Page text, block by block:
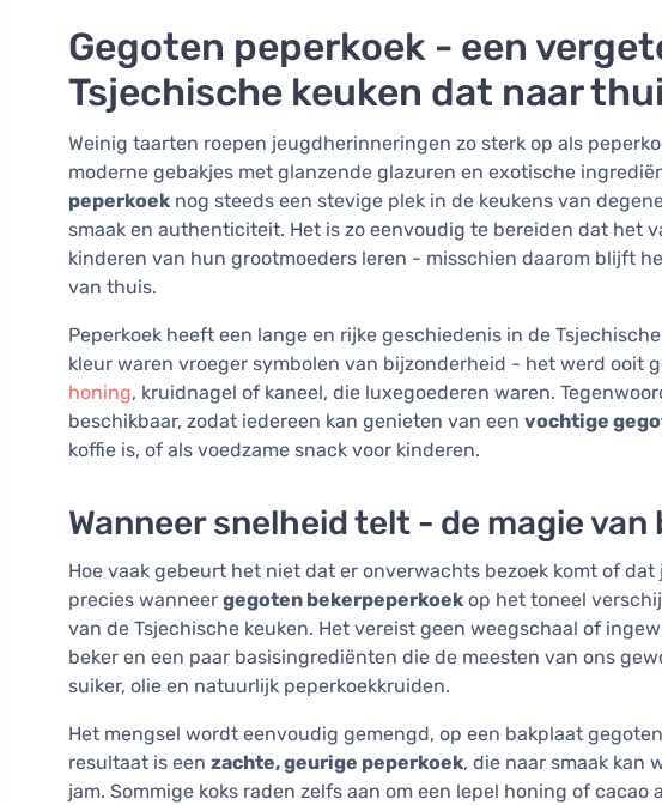
Gegoten peperkoek - een
Tsjechische keuken dat naar
Weinig taarten roepen jeugdherinneringen zo sterk op als
moderne gebakjes met glanzende glazuren en exotische
peperkoek nog steeds een stevige plek in de keukens van
smaak en authenticiteit. Het is zo eenvoudig te bereiden dat het
kinderen van hun grootmoeders leren - misschien daarom blijft
van thuis.
Peperkoek heeft een lange en rijke geschiedenis in de
kleur waren vroeger symbolen van bijzonderheid - het werd ooit
honing, kruidnagel of kaneel, die luxegoederen waren.
beschikbaar, zodat iedereen kan genieten van een vochtige
koffie is, of als voedzame snack voor kinderen.
Wanneer snelheid telt - de magie
Hoe vaak gebeurt het niet dat er onverwachts bezoek komt of
precies wanneer gegoten bekerpeperkoek op het toneel
van de Tsjechische keuken. Het vereist geen weegschaal of
beker en een paar basisingrediënten die de meesten van ons
suiker, olie en natuurlijk peperkoekkruiden.
Het mengsel wordt eenvoudig gemengd, op een bakplaat
resultaat is een zachte, geurige peperkoek, die naar smaak kan
jam. Sommige koks raden zelfs aan om een lepel honing of